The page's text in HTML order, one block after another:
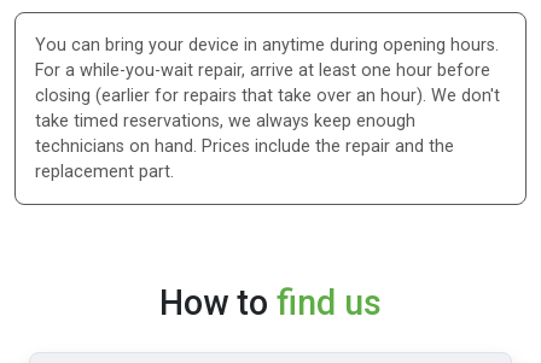
You can bring your device in anytime during opening hours.
For a while-you-wait repair, arrive at least one hour before
closing (earlier for repairs that take over an hour). We don't
take timed reservations, we always keep enough
technicians on hand. Prices include the repair and the
replacement part.
How to find us